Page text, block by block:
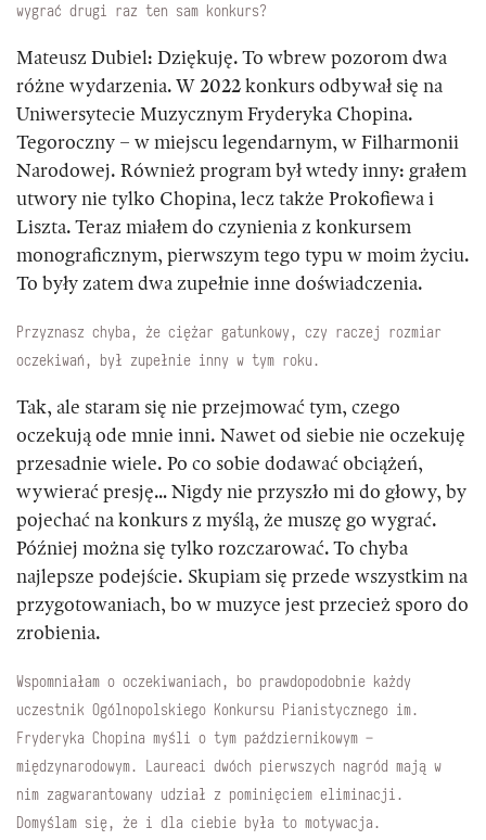
wygrać drugi raz ten sam konkurs?
Mateusz Dubiel: Dziękuję. To wbrew pozorom dwa
różne wydarzenia. W 2022 konkurs odbywał się na
Uniwersytecie Muzycznym Fryderyka Chopina.
Tegoroczny – w miejscu legendarnym, w Filharmonii
Narodowej. Również program był wtedy inny: grałem
utwory nie tylko Chopina, lecz także Prokofiewa i
Liszta. Teraz miałem do czynienia z konkursem
monograficznym, pierwszym tego typu w moim życiu.
To były zatem dwa zupełnie inne doświadczenia.
Przyznasz chyba, że ciężar gatunkowy, czy raczej rozmiar
oczekiwań, był zupełnie inny w tym roku.
Tak, ale staram się nie przejmować tym, czego
oczekują ode mnie inni. Nawet od siebie nie oczekuję
przesadnie wiele. Po co sobie dodawać obciążeń,
wywierać presję… Nigdy nie przyszło mi do głowy, by
pojechać na konkurs z myślą, że muszę go wygrać.
Później można się tylko rozczarować. To chyba
najlepsze podejście. Skupiam się przede wszystkim na
przygotowaniach, bo w muzyce jest przecież sporo do
zrobienia.
Wspomniałam o oczekiwaniach, bo prawdopodobnie każdy
uczestnik Ogólnopolskiego Konkursu Pianistycznego im.
Fryderyka Chopina myśli o tym październikowym –
międzynarodowym. Laureaci dwóch pierwszych nagród mają w
nim zagwarantowany udział z pominięciem eliminacji.
Domyślam się, że i dla ciebie była to motywacja.